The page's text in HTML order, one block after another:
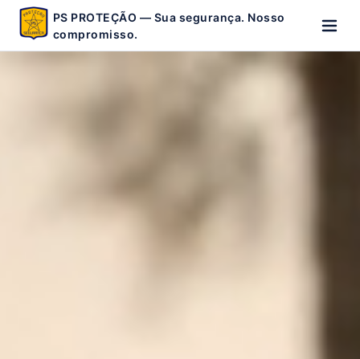
PS PROTEÇÃO — Sua segurança. Nosso
compromisso.